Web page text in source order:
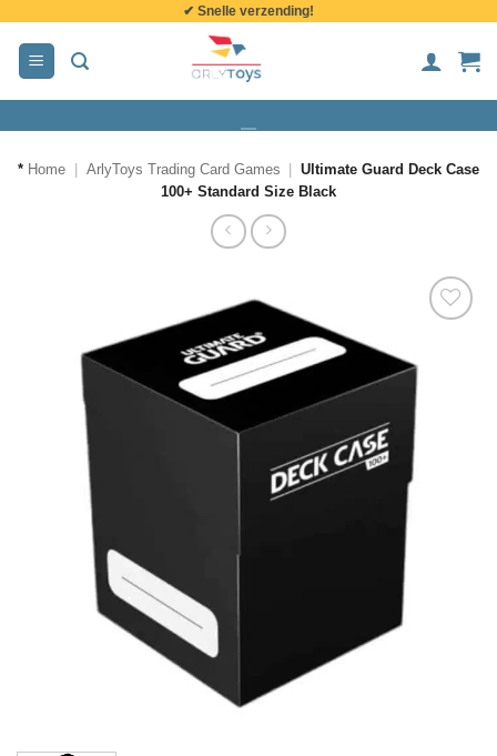
inhoud
✔ Snelle verzending!
* Home ArlyToys Trading Card Games
Ultimate Guard Deck Case
100+ Standard Size Black